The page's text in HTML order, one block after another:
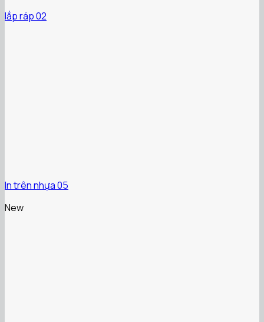
lắp ráp 02
In trên nhựa 05
New